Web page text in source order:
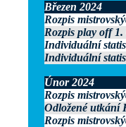
Březen 2024
Rozpis
Rozpis play off
Individuální
Individuální
Únor 2024
Rozpis
Odložené utkání
Rozpis